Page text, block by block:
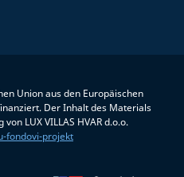
Union aus den Europäischen
Der Inhalt des Materials
LUX VILLAS HVAR d.o.o.
fondovi-projekt